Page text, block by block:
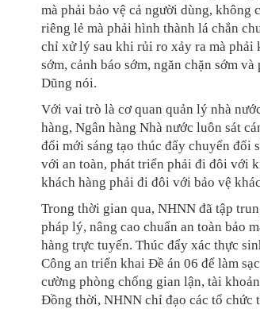
mà phải bảo vệ cả người dùng, không
riêng lẻ mà phải hình thành lá chắn
chỉ xử lý sau khi rủi ro xảy ra mà phải
sớm, cảnh báo sớm, ngăn chặn sớm
Dũng nói.
Với vai trò là cơ quan quản lý nhà
hàng, Ngân hàng Nhà nước luôn sát
đổi mới sáng tạo thúc đẩy chuyển đổi
với an toàn, phát triển phải đi đôi với
khách hàng phải đi đôi với bảo vệ
Trong thời gian qua, NHNN đã tập
pháp lý, nâng cao chuẩn an toàn bảo
hàng trực tuyến. Thúc đẩy xác thực
Công an triển khai Đề án 06 để làm
cường phòng chống gian lận, tài
Đồng thời, NHNN chỉ đạo các tổ chức